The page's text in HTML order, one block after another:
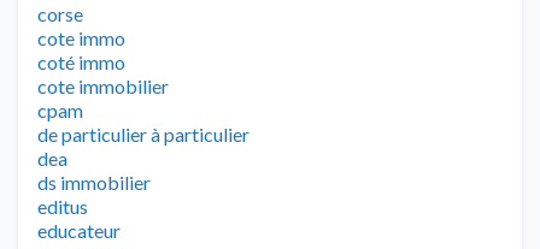
corse
cote immo
coté immo
cote immobilier
cpam
de particulier à particulier
dea
ds immobilier
editus
educateur